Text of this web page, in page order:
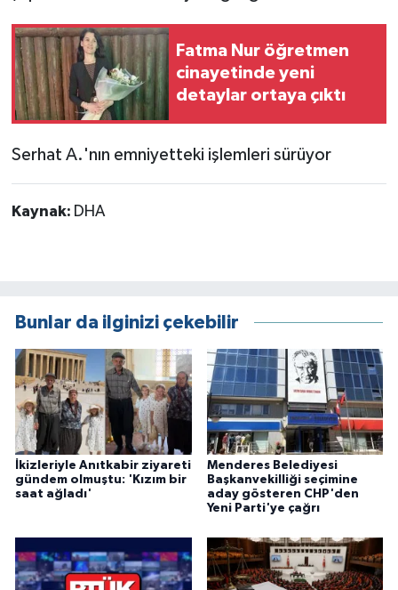
Fatma Nur öğretmen
cinayetinde yeni
detaylar ortaya çıktı
Serhat A.'nın emniyetteki işlemleri sürüyor
Kaynak: DHA
Bunlar da ilginizi çekebilir
İkizleriyle Anıtkabir ziyareti
gündem olmuştu: 'Kızım bir
saat ağladı'
Menderes Belediyesi
Başkanvekilliği seçimine
aday gösteren CHP'den
Yeni Parti'ye çağrı